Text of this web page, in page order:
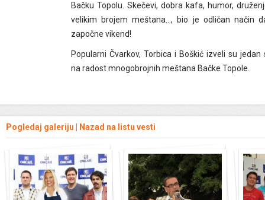
Bačku Topolu. Skečevi, dobra kafa, humor,
velikim brojem meštana…, bio je odličan način
započne vikend!
Popularni Čvarkov, Torbica i Boškić izveli su jedan
na radost mnogobrojnih meštana Bačke Topole.
Pogledaj galeriju Nazad na listu vesti